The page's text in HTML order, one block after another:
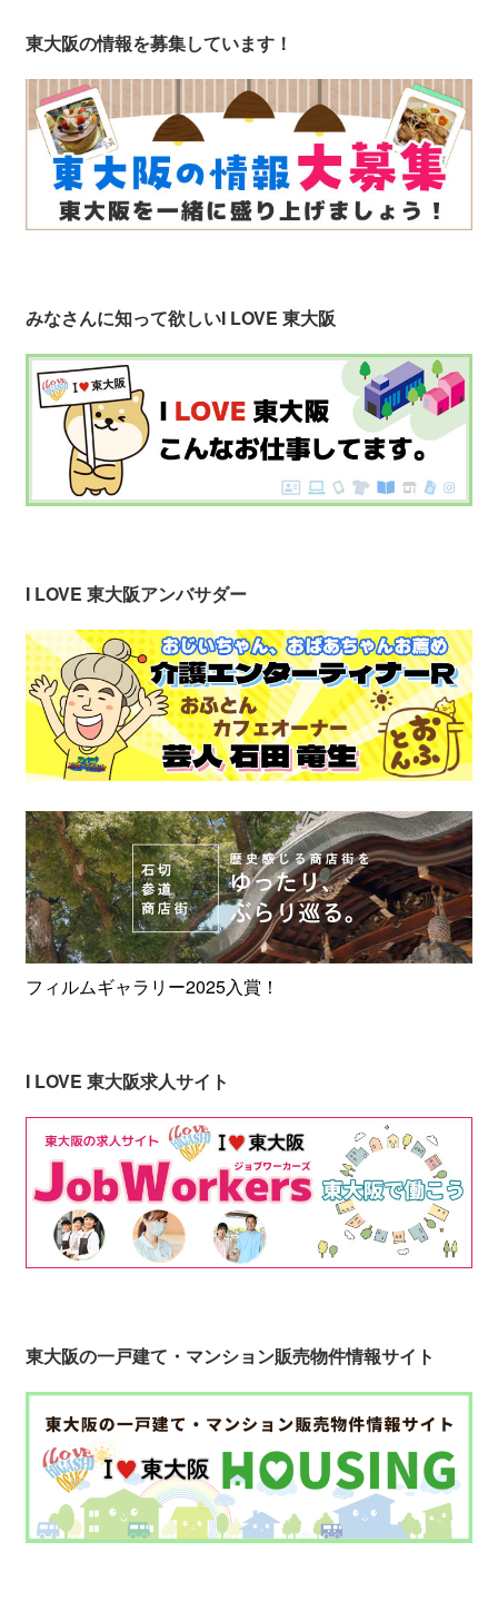
東大阪の情報を募集しています！
みなさんに知って欲しいI LOVE 東大阪
I LOVE 東大阪アンバサダー
フィルムギャラリー2025入賞！
I LOVE 東大阪求人サイト
東大阪の一戸建て・マンション販売物件情報サイト